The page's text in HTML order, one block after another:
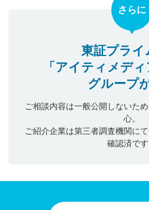
さらに
東証プライ
「アイティメディ
グループ
ご相談内容は一般公開しないた
心。
ご紹介企業は第三者調査機関に
確認済です